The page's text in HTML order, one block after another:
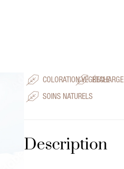
COLORATION VÉGÉTALE
RECHARGE
SOINS NATURELS
Description